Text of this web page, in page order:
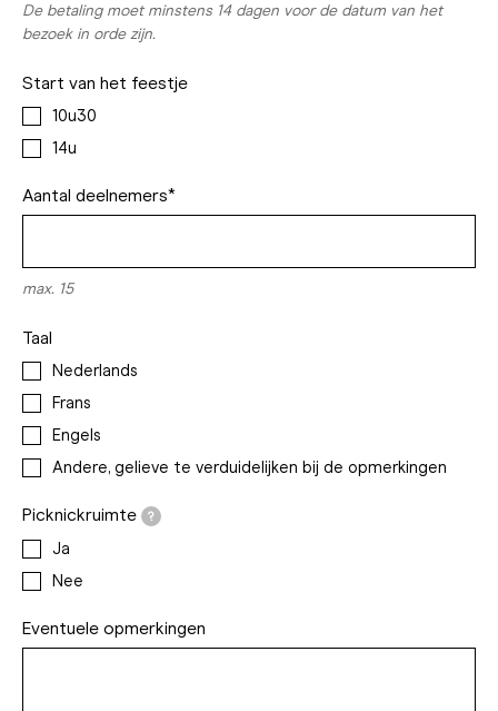
De betaling moet minstens 14 dagen voor de datum van het
bezoek in orde zijn.
Start van het feestje
10u30
14u
Aantal deelnemers*
max. 15
Taal
Nederlands
Frans
Engels
Andere, gelieve te verduidelijken bij de opmerkingen
Picknickruimte ?
Ja
Nee
Eventuele opmerkingen